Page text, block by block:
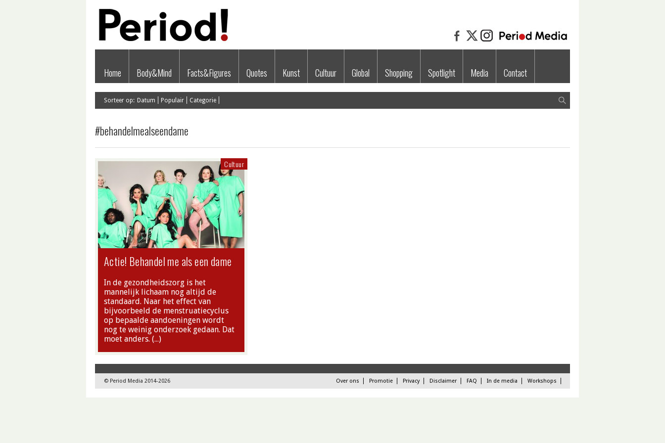
Home Body&Mind Facts&Figures Quotes Kunst Cultuur Global Shopping Spotlight Media Contact
Sorteer op: Datum Populair Categorie
#behandelmealseendame
Cultuur
Actie! Behandel me als een dame
In de gezondheidszorg is het
mannelijk lichaam nog altijd de
standaard. Naar het effect van
bijvoorbeeld de menstruatiecyclus
op bepaalde aandoeningen wordt
nog te weinig onderzoek gedaan. Dat
moet anders. (…)
© Period Media 2014-2026 Over ons Promotie Privacy Disclaimer FAQ In de media Workshops